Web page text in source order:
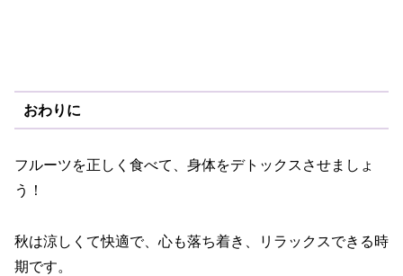
おわりに
フルーツを正しく食べて、身体をデトックスさせましょ
う！
秋は涼しくて快適で、心も落ち着き、リラックスできる時
期です。